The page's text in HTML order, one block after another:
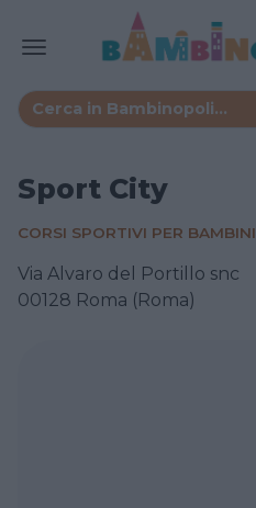
Sport City
CORSI SPORTIVI PER BAMBINI
Via Alvaro del Portillo snc
00128 Roma (Roma)